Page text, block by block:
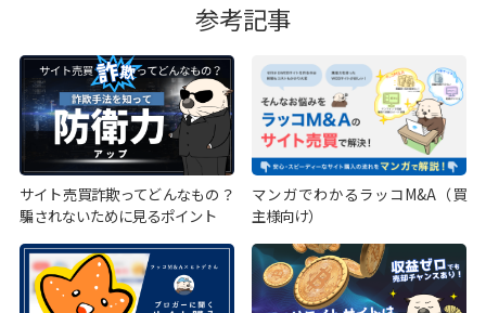
参考記事
サイト売買詐欺ってどんなもの？
騙されないために見るポイント
マンガでわかるラッコM&A（買
主様向け）